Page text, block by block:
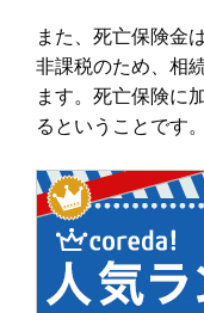
また、死亡保険金
非課税のため、相
ます。死亡保険に
るということです。